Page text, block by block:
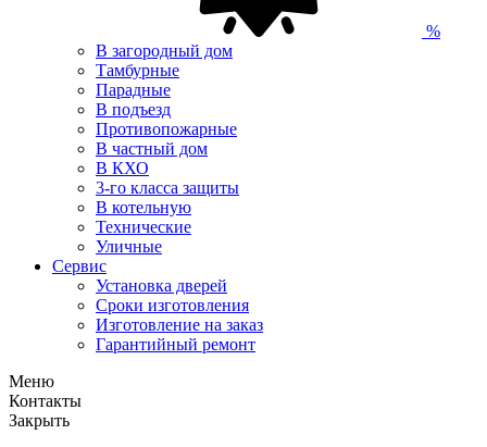
%
В загородный дом
Тамбурные
Парадные
В подъезд
Противопожарные
В частный дом
В КХО
3-го класса защиты
В котельную
Технические
Уличные
Сервис
Установка дверей
Сроки изготовления
Изготовление на заказ
Гарантийный ремонт
Меню
Контакты
Закрыть